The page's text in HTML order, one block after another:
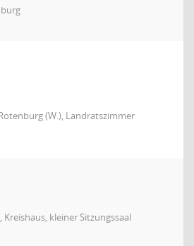
(W.), Landratszimmer
kleiner Sitzungssaal